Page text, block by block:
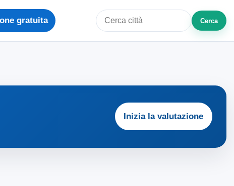
gratuita
Cerca città o zona
Cerca
Inizia la valutazione